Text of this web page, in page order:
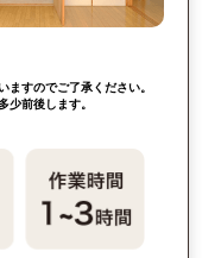
すのでご了承ください。
少前後します。